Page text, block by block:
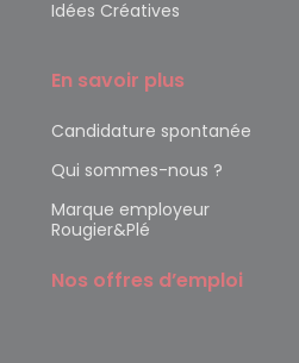
Idées Créatives
En savoir plus
Candidature spontanée
Qui sommes-nous ?
Marque employeur
Rougier&Plé
Nos offres d’emploi